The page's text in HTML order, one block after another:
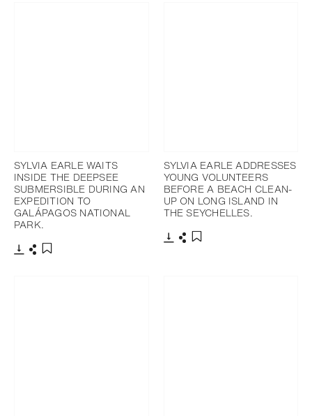
SYLVIA EARLE WAITS
INSIDE THE DEEPSEE
SUBMERSIBLE DURING AN
EXPEDITION TO
GALÁPAGOS NATIONAL
PARK.
SYLVIA EARLE ADDRESSES
YOUNG VOLUNTEERS
BEFORE A BEACH CLEAN-
UP ON LONG ISLAND IN
THE SEYCHELLES.